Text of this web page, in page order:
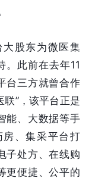
股东为微医集
。此前在去年11
台三方就曾合作
”，该平台正是
能、大数据等手
、集采平台打
子处方、在线购
更便捷、公平的